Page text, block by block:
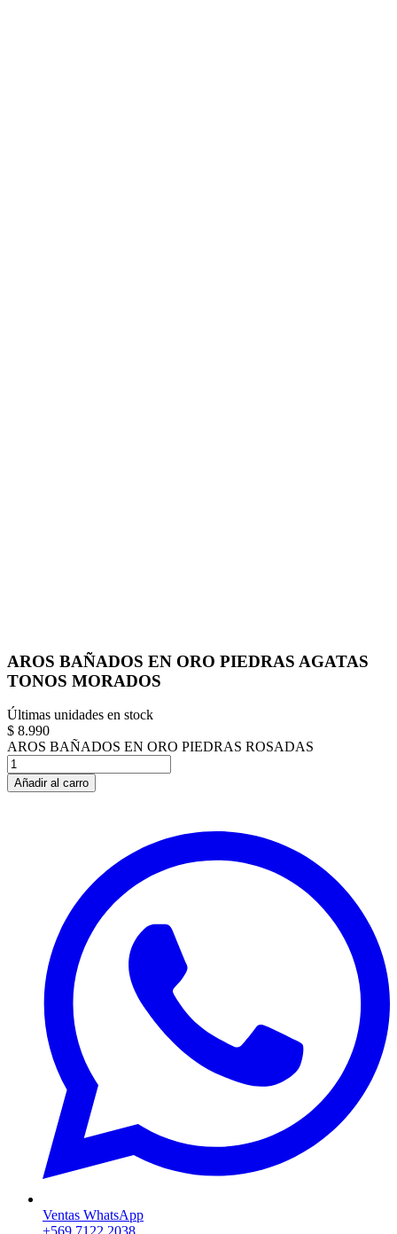
AROS BAÑADOS EN ORO PIEDRAS AGATAS
TONOS MORADOS
Últimas unidades en stock
$ 8.990
AROS BAÑADOS EN ORO PIEDRAS ROSADAS
Añadir al carro
Ventas WhatsApp